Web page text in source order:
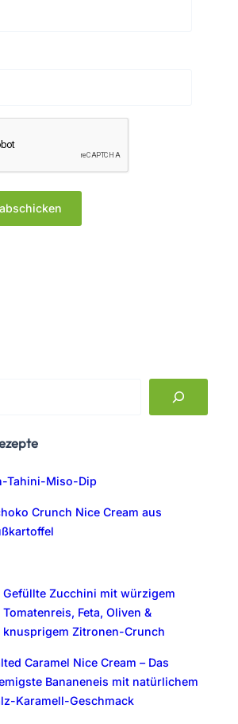
Tahini-Miso-Dip
Crunch Nice Cream aus
Gefüllte Zucchini mit würzigem
Tomatenreis, Feta, Oliven &
knusprigem Zitronen-Crunch
Caramel Nice Cream – Das
Bananeneis mit natürlichem
Karamell-Geschmack